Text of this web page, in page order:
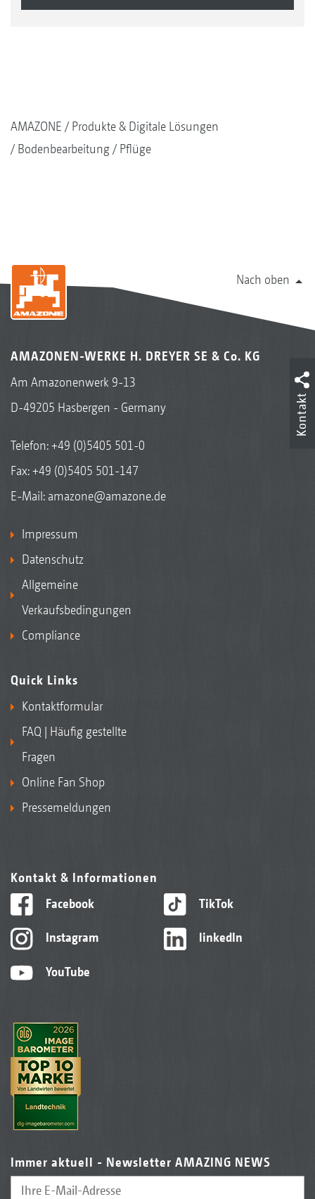
AMAZONE
Produkte & Digitale Lösungen
Bodenbearbeitung
Pflüge
Nach oben
AMAZONEN-WERKE H. DREYER SE & Co. KG
Am Amazonenwerk 9-13
D-49205 Hasbergen - Germany
Telefon:+49 (0)5405 501-0
Fax: +49 (0)5405 501-147
E-Mail: amazone@amazone.de
Impressum
Datenschutz
Allgemeine
Verkaufsbedingungen
Compliance
Quick Links
Kontaktformular
FAQ | Häufig gestellte
Fragen
Online Fan Shop
Pressemeldungen
Kontakt & Informationen
Facebook
Instagram
YouTube
TikTok
linkedIn
Immer aktuell - Newsletter AMAZING NEWS
Kontakt